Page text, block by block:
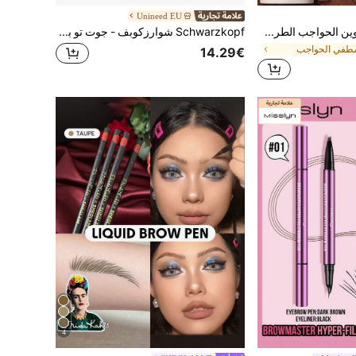
Pudaier فرشاة وتلوين الحواجب الطرف 2 في 1، مع فرشاة حواجب الطرف، سهلة التشكيل للحصول على حواجب دقيقة وطبيعية وكثيفة مثل الشعر، مقاومة للماء ومقاومة للتلطخ وطويلة الأمد، هدية مكياج مناسبة للمبتدئات للنساء.
الحواجب
Unineed EU
Schwarzkopf شوارزكوبف - جوت تو بي جلود 2 في 1 جل (16مل)
14.29€
4